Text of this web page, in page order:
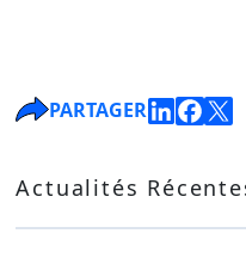
PARTAGER
Actualités